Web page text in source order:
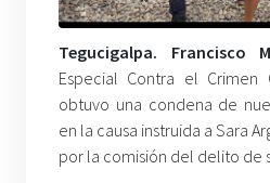
Tegucigalpa. Francisco
Especial Contra el Crimen
obtuvo una condena de
en la causa instruida a Sara
por la comisión del delito de